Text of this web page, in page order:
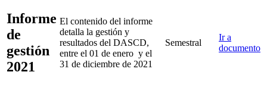
Informe
de
gestión
2021
El contenido del informe
detalla la gestión y
resultados del DASCD,
entre el 01 de enero y el
31 de diciembre de 2021
Semestral
Ir a
documento